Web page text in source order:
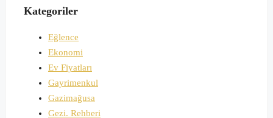
Kategoriler
Eğlence
Ekonomi
Ev Fiyatları
Gayrimenkul
Gazimağusa
Gezi. Rehberi